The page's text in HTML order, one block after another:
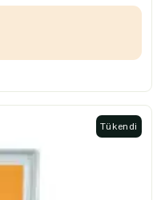
Tükendi